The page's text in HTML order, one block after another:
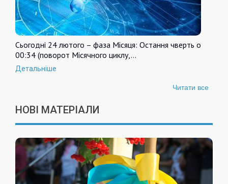
Сьогодні 24 лютого – фаза Місяця: Остання чверть о
00:34 (поворот Місячного циклу,…
Детальніше
Читати все
НОВІ МАТЕРІАЛИ